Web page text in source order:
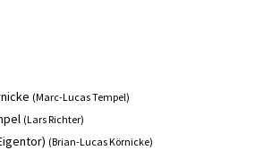
(Marc-Lucas Tempel)
(Lars Richter)
(Brian-Lucas Körnicke)